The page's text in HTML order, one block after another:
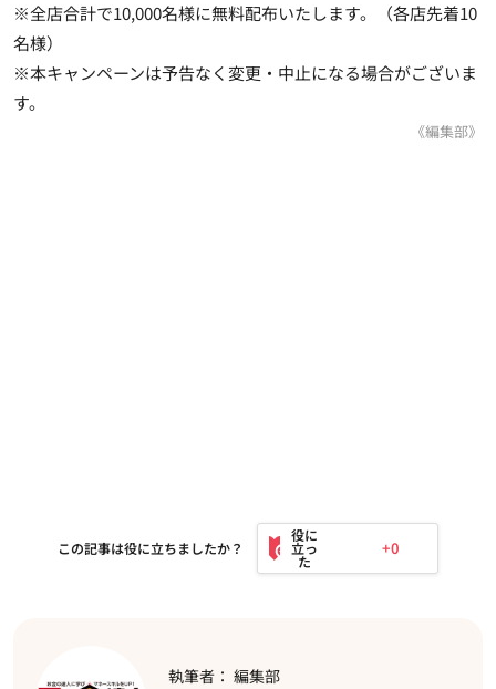
※全店合計で10,000名様に無料配布いたします。（各店先着10
名様）
※本キャンペーンは予告なく変更・中止になる場合がございま
す。
《編集部》
この記事は役に立ちましたか？ +0
執筆者： 編集部